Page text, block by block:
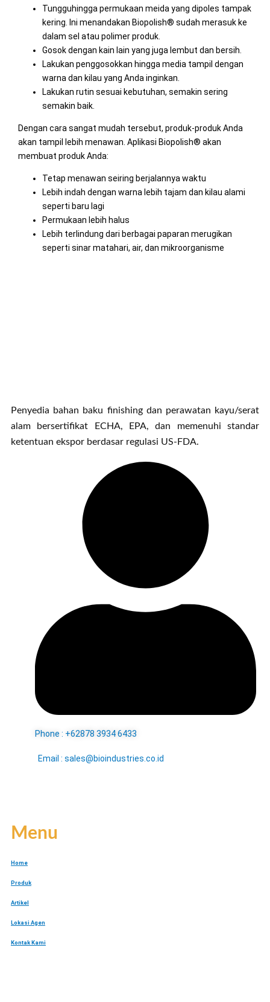
Tungguhingga permukaan meida yang dipoles tampak
kering. Ini menandakan Biopolish® sudah merasuk ke
dalam sel atau polimer produk.
Gosok dengan kain lain yang juga lembut dan bersih.
Lakukan penggosokkan hingga media tampil dengan
warna dan kilau yang Anda inginkan.
Lakukan rutin sesuai kebutuhan, semakin sering
semakin baik.
Dengan cara sangat mudah tersebut, produk-produk Anda
akan tampil lebih menawan. Aplikasi Biopolish® akan
membuat produk Anda:
Tetap menawan seiring berjalannya waktu
Lebih indah dengan warna lebih tajam dan kilau alami
seperti baru lagi
Permukaan lebih halus
Lebih terlindung dari berbagai paparan merugikan
seperti sinar matahari, air, dan mikroorganisme
Penyedia bahan baku finishing dan perawatan kayu/serat
alam bersertifikat ECHA, EPA, dan memenuhi standar
ketentuan ekspor berdasar regulasi US-FDA.
Phone : +62878 3934 6433
Email : sales@bioindustries.co.id
Menu
Home
Produk
Artikel
Lokasi Agen
Kontak Kami